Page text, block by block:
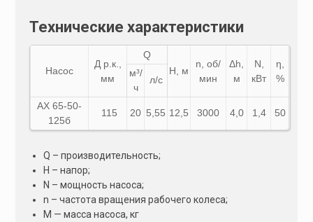
Технические характеристики
Насос
Д р.к.,
мм
Q
Н, м
n, об/
мин
Δh,
м
N,
кВт
η,
%
м³/
ч
л/с
АХ 65-50-
125б
115 20 5,55 12,5 3000 4,0 1,4 50
Q – производительность;
Н – напор;
N – мощность насоса;
n – частота вращения рабочего колеса;
М — масса насоса, кг